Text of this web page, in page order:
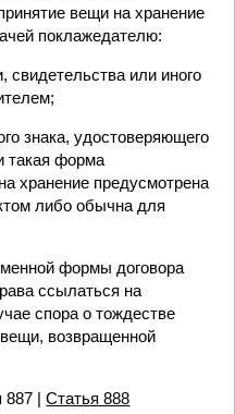
вещи на хранение
поклажедателю:
свидетельства или иного
знака, удостоверяющего
такая форма
хранение предусмотрена
либо обычна для
формы договора
ссылаться на
спора о тождестве
возвращенной
887 |Статья 888